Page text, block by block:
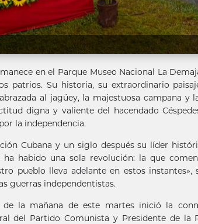
en el Parque Museo Nacional La
patrios. Su historia, su extraordinario
al jagüey, la majestuosa campana
digna y valiente del hacendado
la independencia.
Cubana y un siglo después su líder
ha habido una sola revolución: la que
pueblo lleva adelante en estos
guerras independentistas.
la mañana de este martes inició la
del Partido Comunista y Presidente de la